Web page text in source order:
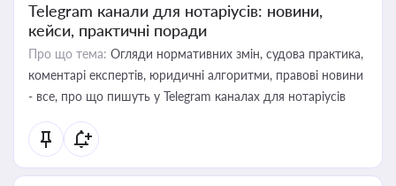
Telegram канали для нотаріусів: новини,
кейси, практичні поради
Про що тема: Огляди нормативних змін, судова практика,
коментарі експертів, юридичні алгоритми, правові новини
- все, про що пишуть у Telegram каналах для нотаріусів